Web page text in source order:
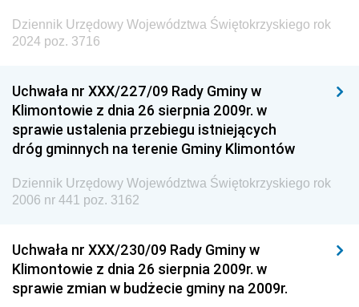
Dziennik Urzędowy Województwa Świętokrzyskiego rok
2024 poz. 3716
Uchwała nr XXX/227/09 Rady Gminy w
Klimontowie z dnia 26 sierpnia 2009r. w
sprawie ustalenia przebiegu istniejących
dróg gminnych na terenie Gminy Klimontów
Dziennik Urzędowy Województwa Świętokrzyskiego rok
2006 nr 441 poz. 3162
Uchwała nr XXX/230/09 Rady Gminy w
Klimontowie z dnia 26 sierpnia 2009r. w
sprawie zmian w budżecie gminy na 2009r.